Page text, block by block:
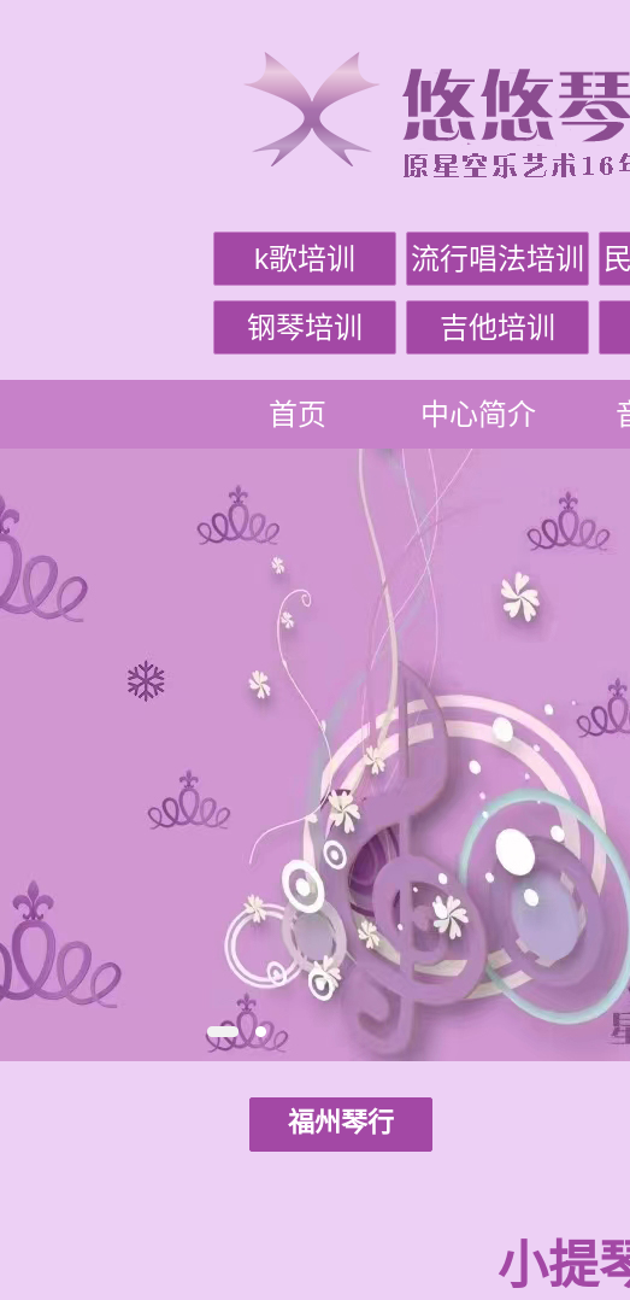
k歌培训 流行唱法培训
钢琴培训 吉他培训
首页 中心简介
福州琴行
小提